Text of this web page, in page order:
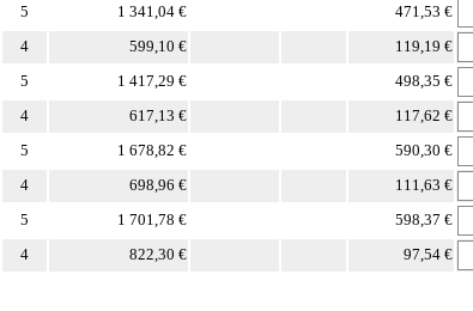
5 1 341,04 €
471,53 €
4 599,10 €
119,19 €
5 1 417,29 €
498,35 €
4 617,13 €
117,62 €
5 1 678,82 €
590,30 €
4 698,96 €
111,63 €
5 1 701,78 €
598,37 €
4 822,30 € 97,54 €